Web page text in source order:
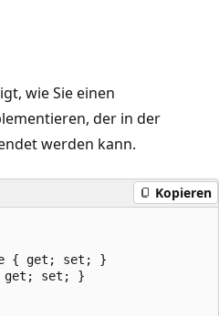
wie Sie einen
der in der
werden kann.
Kopieren
{ get; set; }
set; }